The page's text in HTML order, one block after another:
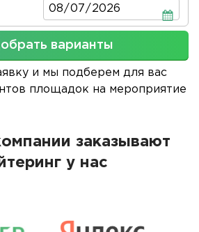
Дата
варианты
и мы подберем для вас
площадок на мероприятие
заказывают
у нас